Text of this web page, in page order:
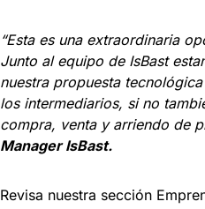
“Esta es una extraordinaria
Junto al equipo de IsBast
nuestra propuesta
los intermediarios, si no
compra, venta y arriendo de
Manager IsBast.
Revisa nuestra sección